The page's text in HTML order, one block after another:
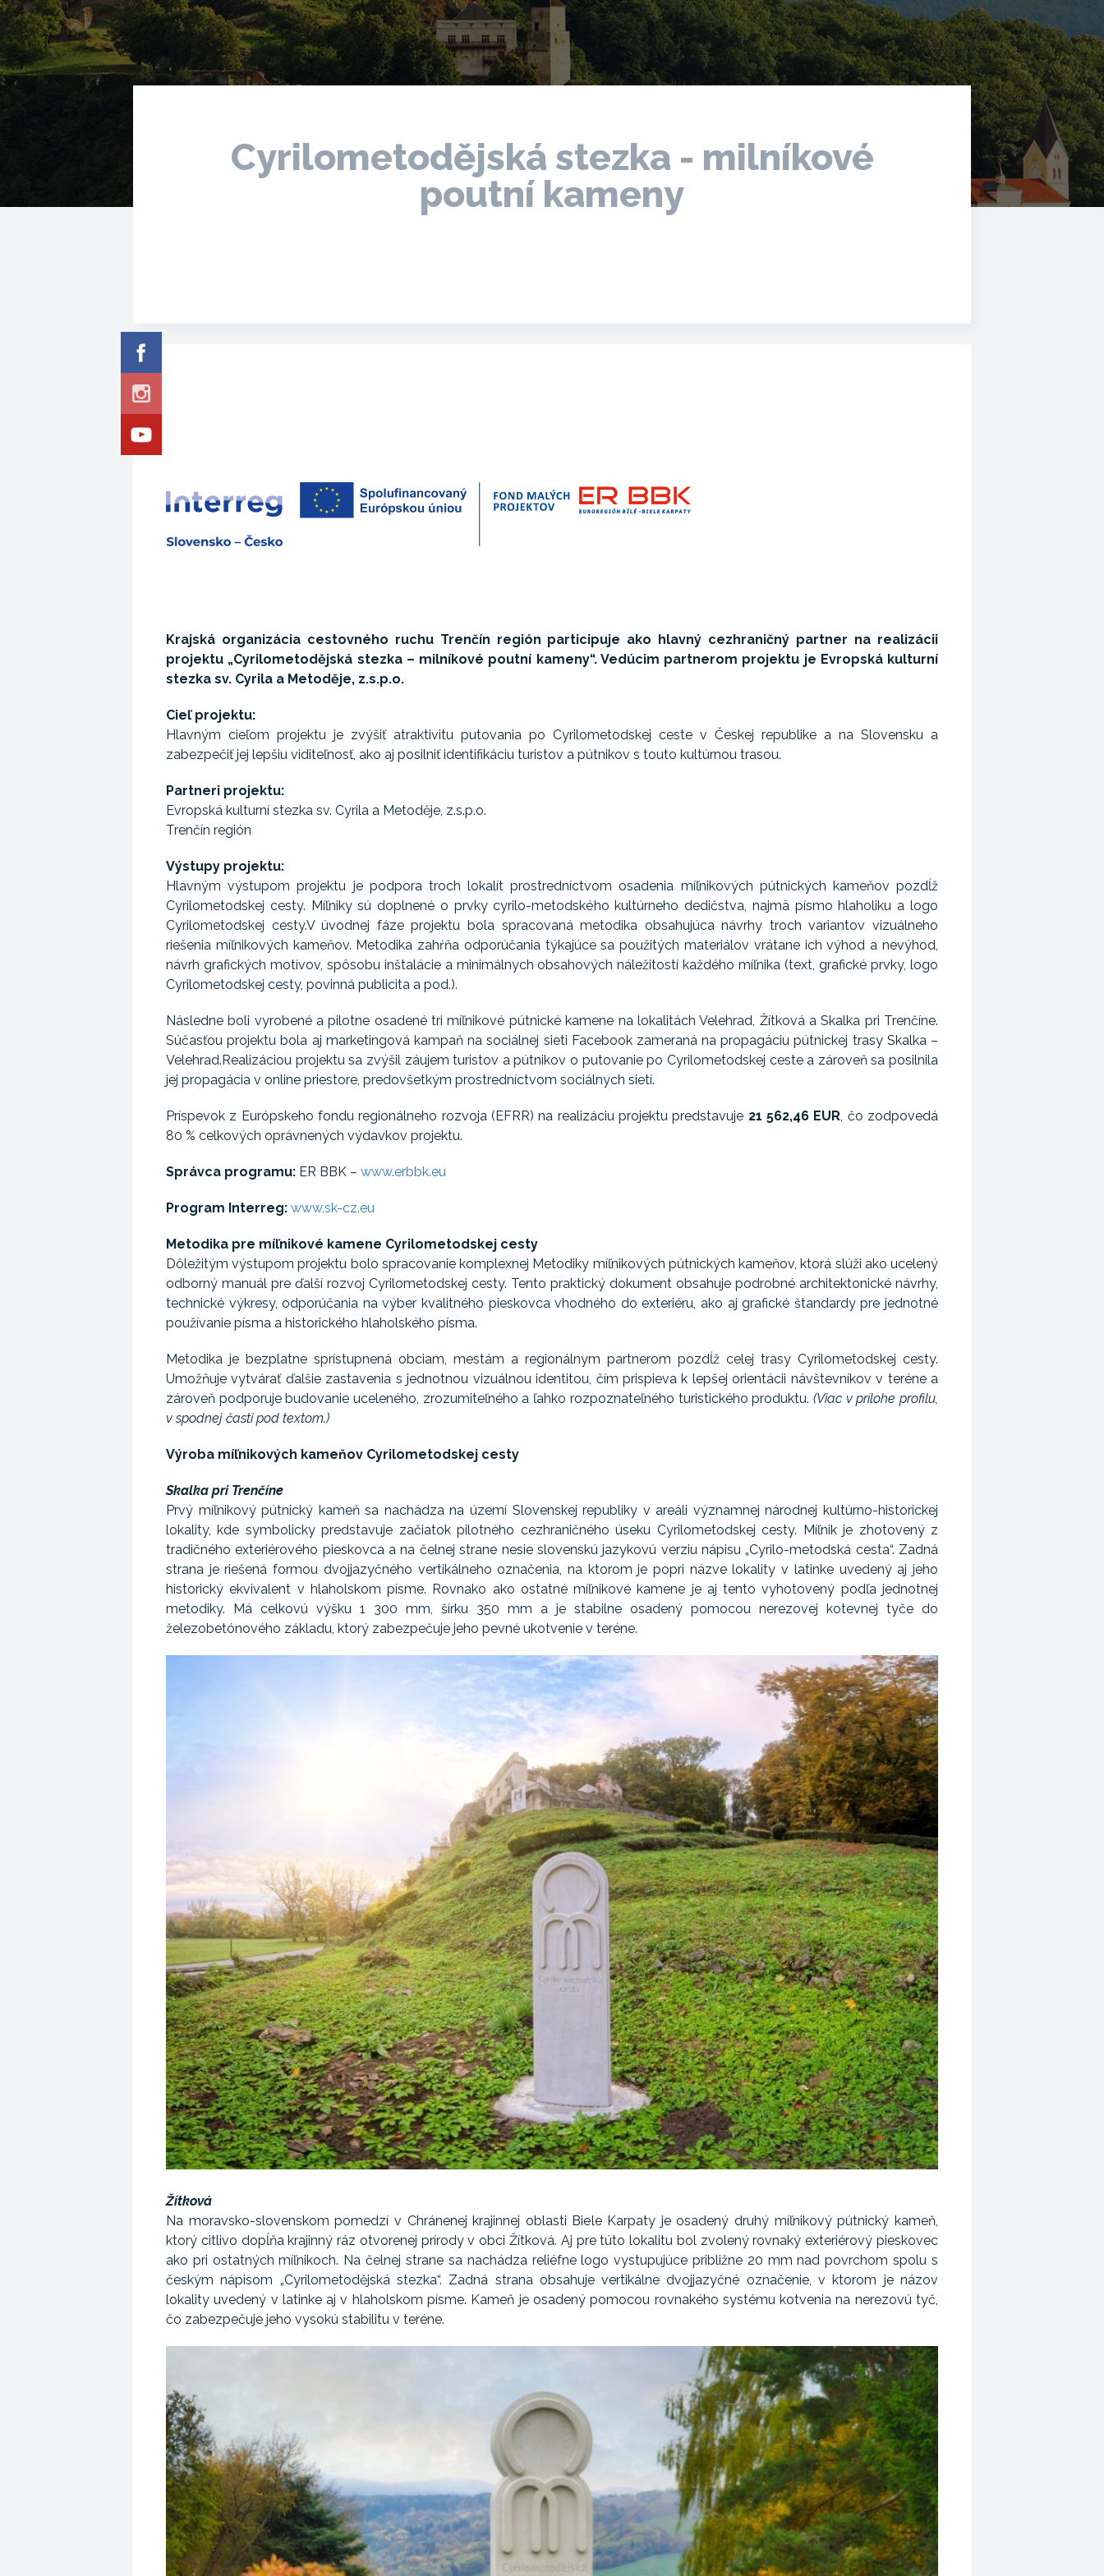
Cyrilometodějská stezka - milníkové
poutní kameny
Krajská organizácia cestovného ruchu Trenčín región participuje ako hlavný cezhraničný partner na realizácii
projektu „Cyrilometodějská stezka – milníkové poutní kameny“. Vedúcim partnerom projektu je Evropská kulturní
stezka sv. Cyrila a Metoděje, z.s.p.o.
Cieľ projektu:
Hlavným cieľom projektu je zvýšiť atraktivitu putovania po Cyrilometodskej ceste v Českej republike a na Slovensku a
zabezpečiť jej lepšiu viditeľnosť, ako aj posilniť identifikáciu turistov a pútnikov s touto kultúrnou trasou.
Partneri projektu:
Evropská kulturní stezka sv. Cyrila a Metoděje, z.s.p.o.
Trenčín región
Výstupy projektu:
Hlavným výstupom projektu je podpora troch lokalít prostredníctvom osadenia míľnikových pútnických kameňov pozdĺž
Cyrilometodskej cesty. Míľniky sú doplnené o prvky cyrilo-metodského kultúrneho dedičstva, najmä písmo hlaholiku a logo
Cyrilometodskej cesty.V úvodnej fáze projektu bola spracovaná metodika obsahujúca návrhy troch variantov vizuálneho
riešenia míľnikových kameňov. Metodika zahŕňa odporúčania týkajúce sa použitých materiálov vrátane ich výhod a nevýhod,
návrh grafických motívov, spôsobu inštalácie a minimálnych obsahových náležitostí každého míľnika (text, grafické prvky, logo
Cyrilometodskej cesty, povinná publicita a pod.).
Následne boli vyrobené a pilotne osadené tri míľnikové pútnické kamene na lokalitách Velehrad, Žítková a Skalka pri Trenčíne.
Súčasťou projektu bola aj marketingová kampaň na sociálnej sieti Facebook zameraná na propagáciu pútnickej trasy Skalka –
Velehrad.Realizáciou projektu sa zvýšil záujem turistov a pútnikov o putovanie po Cyrilometodskej ceste a zároveň sa posilnila
jej propagácia v online priestore, predovšetkým prostredníctvom sociálnych sietí.
Príspevok z Európskeho fondu regionálneho rozvoja (EFRR) na realizáciu projektu predstavuje 21 562,46 EUR, čo zodpovedá
80 % celkových oprávnených výdavkov projektu.
Správca programu: ER BBK – www.erbbk.eu
Program Interreg: www.sk-cz.eu
Metodika pre míľnikové kamene Cyrilometodskej cesty
Dôležitým výstupom projektu bolo spracovanie komplexnej Metodiky míľnikových pútnických kameňov, ktorá slúži ako ucelený
odborný manuál pre ďalší rozvoj Cyrilometodskej cesty. Tento praktický dokument obsahuje podrobné architektonické návrhy,
technické výkresy, odporúčania na výber kvalitného pieskovca vhodného do exteriéru, ako aj grafické štandardy pre jednotné
používanie písma a historického hlaholského písma.
Metodika je bezplatne sprístupnená obciam, mestám a regionálnym partnerom pozdĺž celej trasy Cyrilometodskej cesty.
Umožňuje vytvárať ďalšie zastavenia s jednotnou vizuálnou identitou, čím prispieva k lepšej orientácii návštevníkov v teréne a
zároveň podporuje budovanie uceleného, zrozumiteľného a ľahko rozpoznateľného turistického produktu. (Viac v prílohe profilu,
v spodnej časti pod textom.)
Výroba míľnikových kameňov Cyrilometodskej cesty
Skalka pri Trenčíne
Prvý míľnikový pútnický kameň sa nachádza na území Slovenskej republiky v areáli významnej národnej kultúrno-historickej
lokality, kde symbolicky predstavuje začiatok pilotného cezhraničného úseku Cyrilometodskej cesty. Míľnik je zhotovený z
tradičného exteriérového pieskovca a na čelnej strane nesie slovenskú jazykovú verziu nápisu „Cyrilo-metodská cesta“. Zadná
strana je riešená formou dvojjazyčného vertikálneho označenia, na ktorom je popri názve lokality v latinke uvedený aj jeho
historický ekvivalent v hlaholskom písme. Rovnako ako ostatné míľnikové kamene je aj tento vyhotovený podľa jednotnej
metodiky. Má celkovú výšku 1 300 mm, šírku 350 mm a je stabilne osadený pomocou nerezovej kotevnej tyče do
železobetónového základu, ktorý zabezpečuje jeho pevné ukotvenie v teréne.
Žítková
Na moravsko-slovenskom pomedzí v Chránenej krajinnej oblasti Biele Karpaty je osadený druhý míľnikový pútnický kameň,
ktorý citlivo dopĺňa krajinný ráz otvorenej prírody v obci Žítková. Aj pre túto lokalitu bol zvolený rovnaký exteriérový pieskovec
ako pri ostatných míľnikoch. Na čelnej strane sa nachádza reliéfne logo vystupujúce približne 20 mm nad povrchom spolu s
českým nápisom „Cyrilometodějská stezka“. Zadná strana obsahuje vertikálne dvojjazyčné označenie, v ktorom je názov
lokality uvedený v latinke aj v hlaholskom písme. Kameň je osadený pomocou rovnakého systému kotvenia na nerezovú tyč,
čo zabezpečuje jeho vysokú stabilitu v teréne.